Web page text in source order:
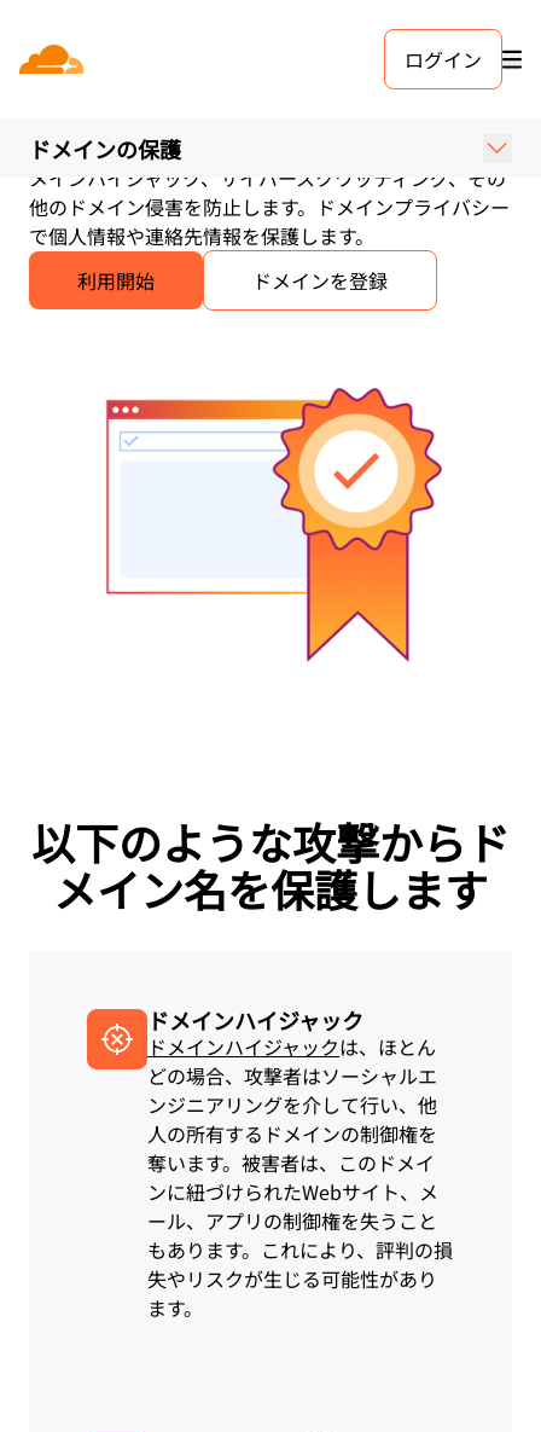
ログイン
ドメインの保護
ドメイン保護サービス
スで最も重要な要素であるドメイン名を保護します。ド
メインハイジャック、サイバースクワッティング、その
他のドメイン侵害を防止します。ドメインプライバシー
で個人情報や連絡先情報を保護します。
利用開始
ドメインを登録
以下のような攻撃からド
メイン名を保護します
ドメインハイジャック
ドメインハイジャックは、ほとん
どの場合、攻撃者はソーシャルエ
ンジニアリングを介して行い、他
人の所有するドメインの制御権を
奪います。被害者は、このドメイ
ンに紐づけられたWebサイト、メ
ール、アプリの制御権を失うこと
もあります。これにより、評判の損
失やリスクが生じる可能性があり
ます。